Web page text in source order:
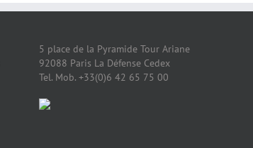
5 place de la Pyramide Tour Ariane
92088 Paris La Défense Cedex
Tel. Mob. +33(0)6 42 65 75 00